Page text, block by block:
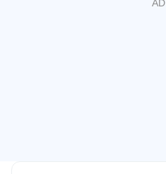
Bu yeni uygulama, Taqaddam